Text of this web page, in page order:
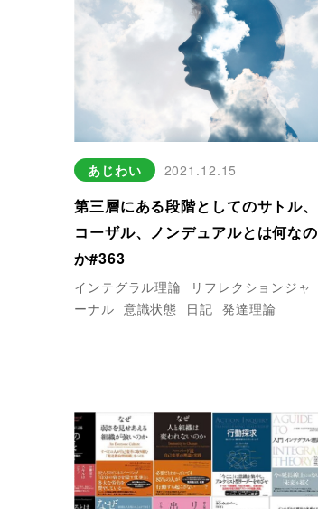
あじわい 2021.12.15
第三層にある段階としてのサトル、
コーザル、ノンデュアルとは何なの
か#363
インテグラル理論
リフレクションジャ
ーナル 意識状態 日記 発達理論